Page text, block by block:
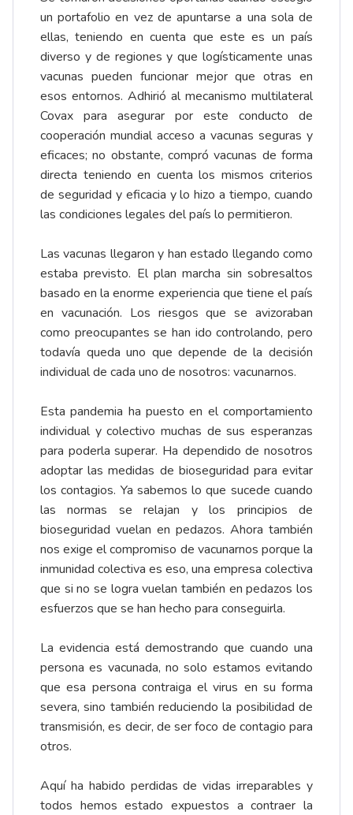
un portafolio en vez de apuntarse a una sola de
ellas, teniendo en cuenta que este es un país
diverso y de regiones y que logísticamente unas
vacunas pueden funcionar mejor que otras en
esos entornos. Adhirió al mecanismo multilateral
Covax para asegurar por este conducto de
cooperación mundial acceso a vacunas seguras y
eficaces; no obstante, compró vacunas de forma
directa teniendo en cuenta los mismos criterios
de seguridad y eficacia y lo hizo a tiempo, cuando
las condiciones legales del país lo permitieron.
Las vacunas llegaron y han estado llegando como
estaba previsto. El plan marcha sin sobresaltos
basado en la enorme experiencia que tiene el país
en vacunación. Los riesgos que se avizoraban
como preocupantes se han ido controlando, pero
todavía queda uno que depende de la decisión
individual de cada uno de nosotros: vacunarnos.
Esta pandemia ha puesto en el comportamiento
individual y colectivo muchas de sus esperanzas
para poderla superar. Ha dependido de nosotros
adoptar las medidas de bioseguridad para evitar
los contagios. Ya sabemos lo que sucede cuando
las normas se relajan y los principios de
bioseguridad vuelan en pedazos. Ahora también
nos exige el compromiso de vacunarnos porque la
inmunidad colectiva es eso, una empresa colectiva
que si no se logra vuelan también en pedazos los
esfuerzos que se han hecho para conseguirla.
La evidencia está demostrando que cuando una
persona es vacunada, no solo estamos evitando
que esa persona contraiga el virus en su forma
severa, sino también reduciendo la posibilidad de
transmisión, es decir, de ser foco de contagio para
otros.
Aquí ha habido perdidas de vidas irreparables y
todos hemos estado expuestos a contraer la